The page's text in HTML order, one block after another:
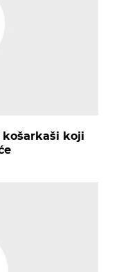
koji